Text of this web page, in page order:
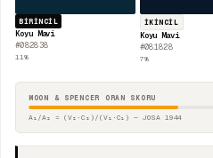
BIRINCIL
Koyu Mavi
#082838
11%
İKINCIL
Koyu Mavi
#081828
7%
MOON & SPENCER ORAN SKORU
A₁/A₂ = (V₂·C₂)/(V₁·C₁) — JOSA 1944